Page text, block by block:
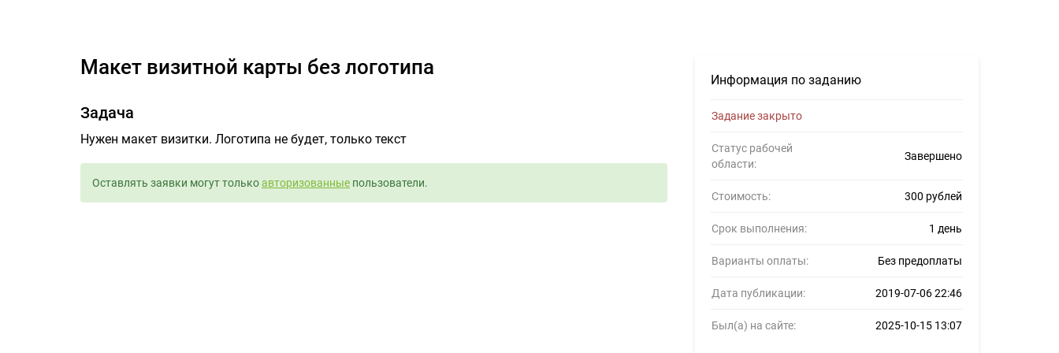
Информация по заданию
Задание закрыто
Статус рабочей
области:
Завершено
Стоимость: 300 рублей
Срок выполнения: 1 день
Варианты оплаты: Без предоплаты
Дата публикации: 2019-07-06 22:46
Был(а) на сайте: 2025-10-15 13:07
макет визитной карты без логотипа
Задача
Нужен макет визитки. Логотипа не будет, только текст
Оставлять заявки могут толькоавторизованные пользователи.